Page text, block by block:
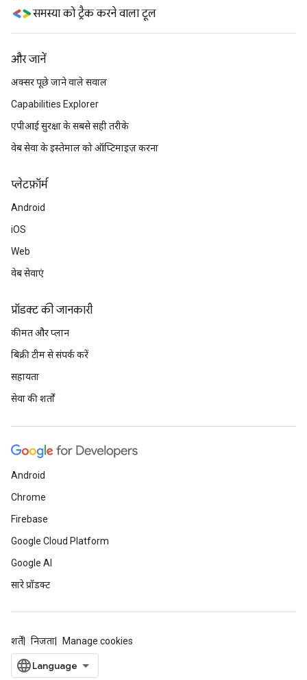
समस्या को ट्रैक करने वाला टूल
और जानें
अक्सर पूछे जाने वाले सवाल
Capabilities Explorer
एपीआई सुरक्षा के सबसे सही तरीके
वेब सेवा के इस्तेमाल को ऑप्टिमाइज़ करना
प्‍लेटफ़ॉर्म
Android
iOS
Web
वेब सेवाएं
प्रॉडक्ट की जानकारी
कीमत और प्लान
बिक्री टीम से संपर्क करें
सहायता
सेवा की शर्तों
Android
Chrome
Firebase
Google Cloud Platform
Google AI
सारे प्रॉडक्ट
शर्तें निजता Manage cookies